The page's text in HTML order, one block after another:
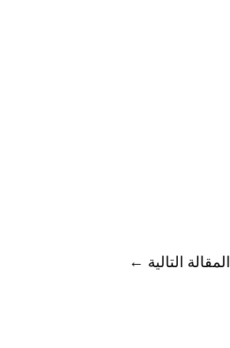
المقالة التالية ←